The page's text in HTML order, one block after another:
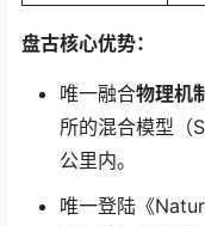
盘古核心优势：
唯一融合物理机
所的混合模型（
公里内。
唯一登陆《